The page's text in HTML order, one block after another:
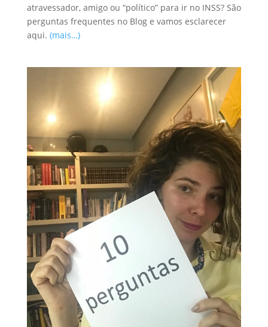
atravessador, amigo ou “político” para ir no INSS? São
perguntas frequentes no Blog e vamos esclarecer
aqui. (mais…)